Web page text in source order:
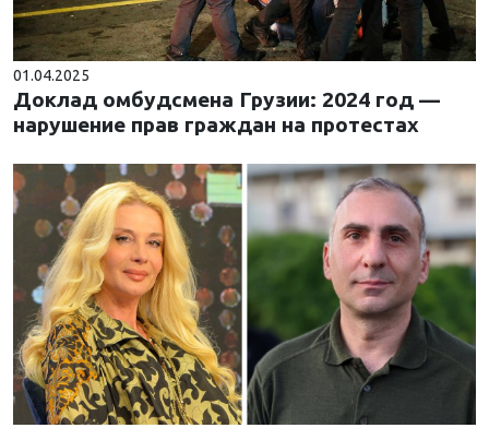
01.04.2025
Доклад омбудсмена Грузии: 2024 год —
нарушение прав граждан на протестах